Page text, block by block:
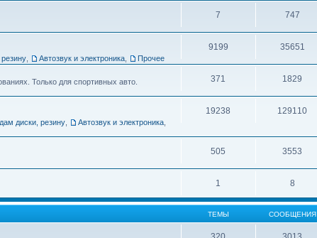
7 747
Автозвук и электроника Прочее
9199 35651
Только для спортивных авто.
371 1829
диски, резину Автозвук и электроника
19238 129110
505 3553
1 8
ТЕМЫ СООБЩЕНИЯ